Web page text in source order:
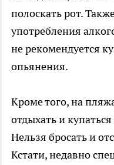
полоскать рот.
употребления
не рекомендуется
опьянения.
Кроме того, на
отдыхать и
Нельзя бросать и
Кстати, недавно